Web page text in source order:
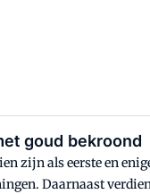
goud bekroond
zijn als eerste en
Daarnaast